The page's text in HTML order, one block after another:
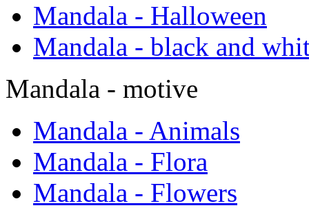
Mandala - Halloween
Mandala - black and
Mandala - motive
Mandala - Animals
Mandala - Flora
Mandala - Flowers